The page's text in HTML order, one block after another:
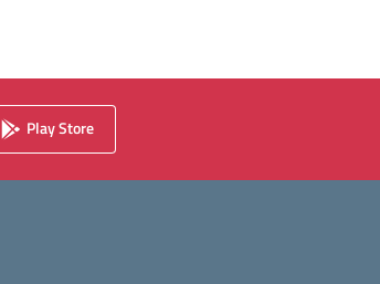
Play Store